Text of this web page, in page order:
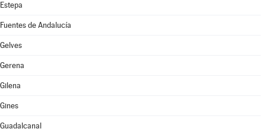
Estepa
Fuentes de Andalucía
Gelves
Gerena
Gilena
Gines
Guadalcanal